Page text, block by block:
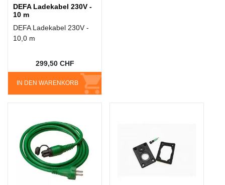
DEFA Ladekabel 230V -
10 m
DEFA Ladekabel 230V -
10,0 m
IN DEN WARENKORB
299,50 CHF